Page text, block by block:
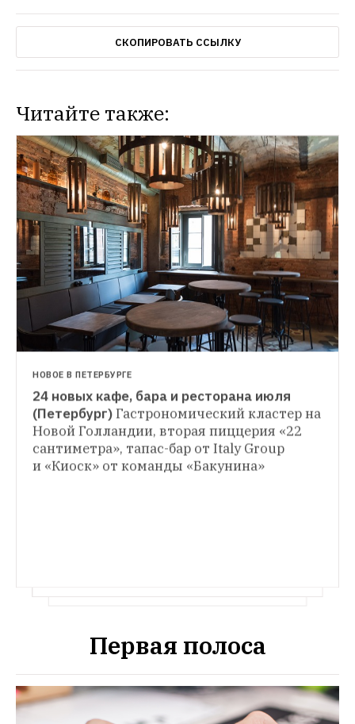
СКОПИРОВАТЬ ССЫЛКУ
Читайте также:
СЕРВИС
Попасть в переплет: Косы с канекалоном в
Москве Кому идут, с чем носить и сколько
КВАРТИРА НЕДЕЛИ
Светлый интерьер в нежных тонах на
улице Маршала Тухачевского Английские
обои, метлахская плитка, скандинавская
кухня, американские светильники и
НОВОЕ В ПЕТЕРБУРГЕ
24 новых кафе, бара и ресторана июля
(Петербург) Гастрономический кластер на
Новой Голландии, вторая пиццерия «22
сантиметра», тапас-бар от Italy Group
Первая полоса